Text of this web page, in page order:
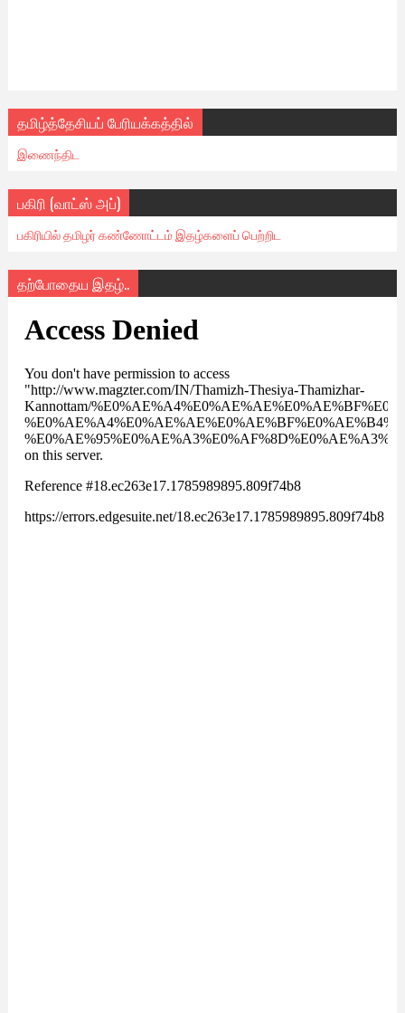
தமிழ்த்தேசியப் பேரியக்கத்தில்
இணைந்திட
பகிரி (வாட்ஸ் அப்)
பகிரியில் தமிழர் கண்ணோட்டம் இதழ்களைப் பெற்றிட
தற்போதைய இதழ்..